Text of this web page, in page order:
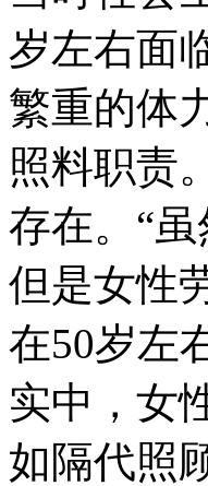
岁左右面
繁重的体
照料职责
存在。“
但是女性
在50岁左
实中，女
如隔代照